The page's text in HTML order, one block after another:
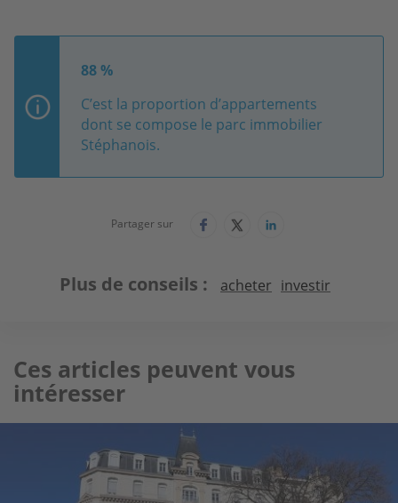
88 %
C’est la proportion d’appartements
dont se compose le parc immobilier
Stéphanois.
Partager sur
Plus de conseils acheter investir
Ces articles peuvent vous
intéresser